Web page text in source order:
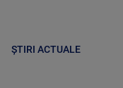
ȘTIRI ACTUALE